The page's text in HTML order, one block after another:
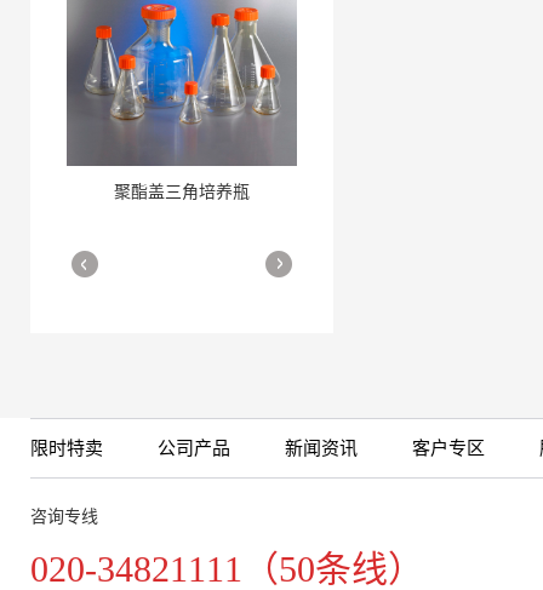
聚酯盖三角培养瓶
细胞培养瓶
More
限时特卖 公司产品 新闻资讯 客户专区
咨询专线
020-34821111（50条线）